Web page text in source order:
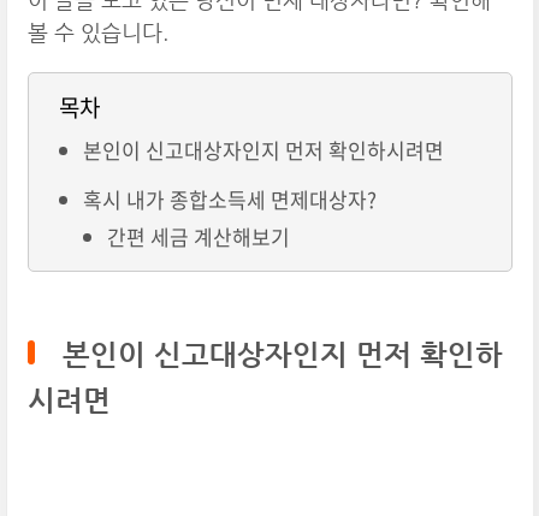
볼 수 있습니다.
목차
본인이 신고대상자인지 먼저 확인하시려면
혹시 내가 종합소득세 면제대상자?
간편 세금 계산해보기
본인이
신고대상자인지 먼저 확인하
시려면